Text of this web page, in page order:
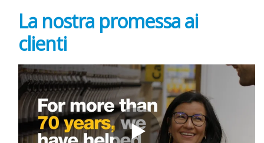
La nostra promessa ai
clienti